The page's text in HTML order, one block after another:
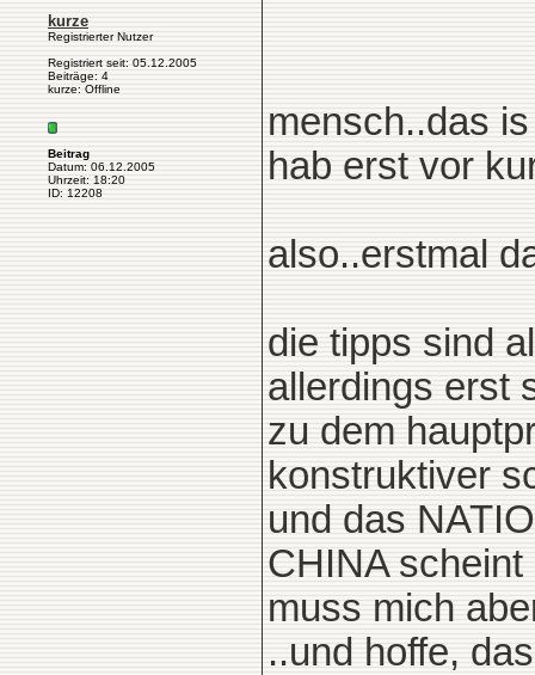
kurze
Registrierter Nutzer
Registriert seit: 05.12.2005
Beiträge: 4
kurze: Offline
Beitrag
Datum: 06.12.2005
Uhrzeit: 18:20
ID: 12208
mensch..das
hab erst vor
also..erstmal
die tipps sind
allerdings erst
zu dem
konstruktiver
und das
CHINA
muss mich
..und hoffe,